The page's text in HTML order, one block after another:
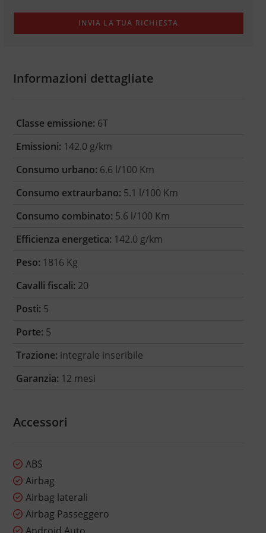
Informazioni dettagliate
Classe emissione: 6T
Emissioni: 142.0 g/km
Consumo urbano: 6.6 l/100 Km
Consumo extraurbano: 5.1 l/100 Km
Consumo combinato: 5.6 l/100 Km
Efficienza energetica: 142.0 g/km
Peso: 1816 Kg
Cavalli fiscali: 20
Posti: 5
Porte: 5
Trazione: integrale inseribile
Garanzia: 12 mesi
Accessori
ABS
Airbag
Airbag laterali
Airbag Passeggero